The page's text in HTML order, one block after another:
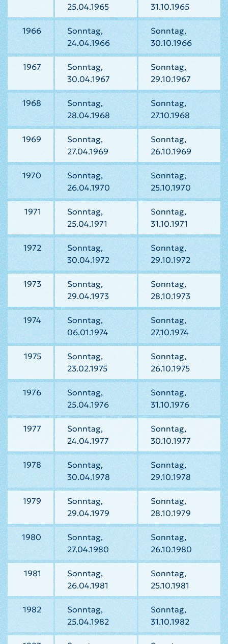
25.04.1965
31.10.1965
1966
Sonntag,
24.04.1966
Sonntag,
30.10.1966
1967
Sonntag,
30.04.1967
Sonntag,
29.10.1967
1968
Sonntag,
28.04.1968
Sonntag,
27.10.1968
1969
Sonntag,
27.04.1969
Sonntag,
26.10.1969
1970
Sonntag,
26.04.1970
Sonntag,
25.10.1970
1971
Sonntag,
25.04.1971
Sonntag,
31.10.1971
1972
Sonntag,
30.04.1972
Sonntag,
29.10.1972
1973
Sonntag,
29.04.1973
Sonntag,
28.10.1973
1974
Sonntag,
06.01.1974
Sonntag,
27.10.1974
1975
Sonntag,
23.02.1975
Sonntag,
26.10.1975
1976
Sonntag,
25.04.1976
Sonntag,
31.10.1976
1977
Sonntag,
24.04.1977
Sonntag,
30.10.1977
1978
Sonntag,
30.04.1978
Sonntag,
29.10.1978
1979
Sonntag,
29.04.1979
Sonntag,
28.10.1979
1980
Sonntag,
27.04.1980
Sonntag,
26.10.1980
1981
Sonntag,
26.04.1981
Sonntag,
25.10.1981
1982
Sonntag,
25.04.1982
Sonntag,
31.10.1982